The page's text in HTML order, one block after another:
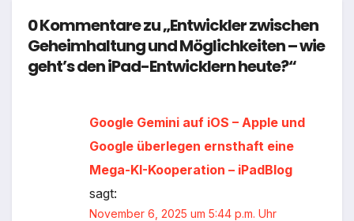
0 Kommentare zu „Entwickler zwischen
Geheimhaltung und Möglichkeiten – wie
geht’s den iPad-Entwicklern heute?“
Google Gemini auf iOS – Apple und
Google überlegen ernsthaft eine
Mega-KI-Kooperation – iPadBlog
sagt:
November 6, 2025 um 5:44 p.m. Uhr